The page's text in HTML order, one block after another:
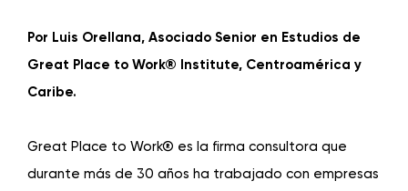
Por Luis Orellana, Asociado Senior en Estudios de
Great Place to Work® Institute, Centroamérica y
Caribe.
Great Place to Work® es la firma consultora que
durante más de 30 años ha trabajado con empresas